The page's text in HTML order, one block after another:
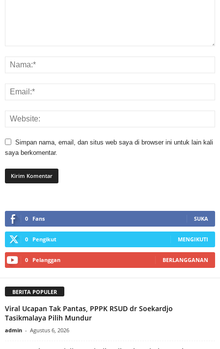
Simpan nama, email, dan situs web saya di browser ini untuk lain kali
saya berkomentar.
0 Fans SUKA
0 Pengikut MENGIKUTI
0 Pelanggan BERLANGGANAN
BERITA POPULER
Viral Ucapan Tak Pantas, PPPK RSUD dr Soekardjo
Tasikmalaya Pilih Mundur
admin - Agustus 6, 2026